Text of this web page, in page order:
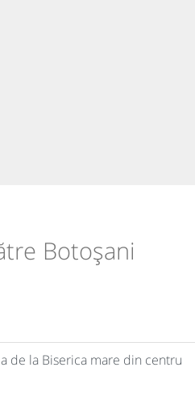
Botoșani
de la Biserica mare din centru